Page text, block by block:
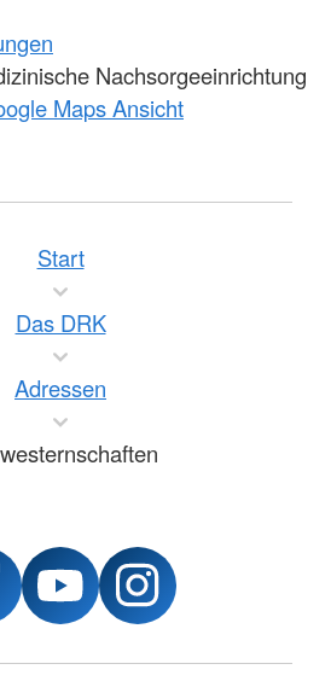
Nachsorgeeinrichtung
Maps Ansicht
Start
Das DRK
Adressen